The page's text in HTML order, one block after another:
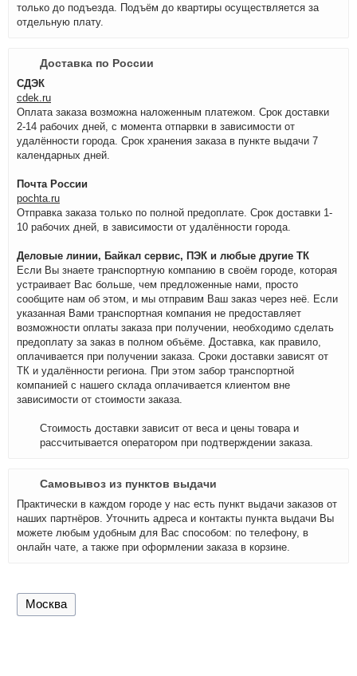
только до подъезда. Подъём до квартиры осуществляется за
отдельную плату.
Доставка по России
СДЭК
cdek.ru
Оплата заказа возможна наложенным платежом. Срок доставки
2-14 рабочих дней, с момента отпарвки в зависимости от
удалённости города. Срок хранения заказа в пункте выдачи 7
календарных дней.
Почта России
pochta.ru
Отправка заказа только по полной предоплате. Срок доставки 1-
10 рабочих дней, в зависимости от удалённости города.
Деловые линии, Байкал сервис, ПЭК и любые другие ТК
Если Вы знаете транспортную компанию в своём городе, которая
устраивает Вас больше, чем предложенные нами, просто
сообщите нам об этом, и мы отправим Ваш заказ через неё. Если
указанная Вами транспортная компания не предоставляет
возможности оплаты заказа при получении, необходимо сделать
предоплату за заказ в полном объёме. Доставка, как правило,
оплачивается при получении заказа. Сроки доставки зависят от
ТК и удалённости региона. При этом забор транспортной
компанией с нашего склада оплачивается клиентом вне
зависимости от стоимости заказа.
Стоимость доставки зависит от веса и цены товара и
рассчитывается оператором при подтверждении заказа.
Самовывоз из пунктов выдачи
Практически в каждом городе у нас есть пункт выдачи заказов от
наших партнёров. Уточнить адреса и контакты пункта выдачи Вы
можете любым удобным для Вас способом: по телефону, в
онлайн чате, а также при оформлении заказа в корзине.
Москва